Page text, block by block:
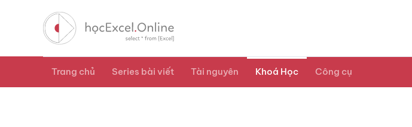
Trang chủ Series bài viết Tài nguyên Khoá Học Công cụ